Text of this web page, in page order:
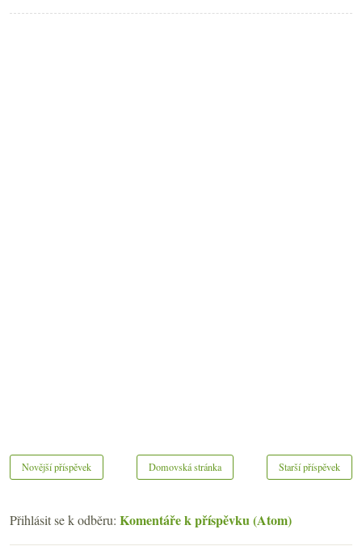
Novější příspěvek Starší příspěvek
Domovská stránka
Přihlásit se k odběru: Komentáře k příspěvku (Atom)